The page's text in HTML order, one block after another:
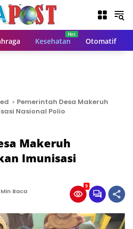
Kesehatan Otomatif
Pemerintah Desa Makeruh
Nasional Polio
Makeruh
Imunisasi
Min Baca
9